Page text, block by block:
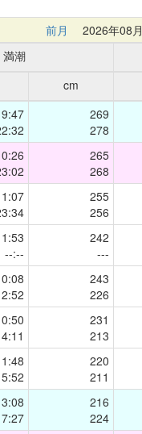
前月 2026年08月
満潮
cm
9:47
269
278
265
268
255
256
--:--
242
---
0:08
243
226
0:50
231
213
1:48
220
211
3:08
216
224